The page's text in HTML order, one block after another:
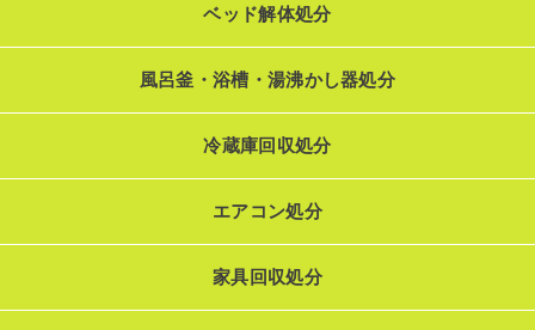
ベッド解体処分
風呂釜・浴槽・湯沸かし器処分
冷蔵庫回収処分
エアコン処分
家具回収処分